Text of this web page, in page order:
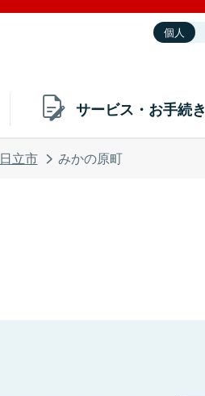
個人
サービス・お手続き
日立市 みかの原町